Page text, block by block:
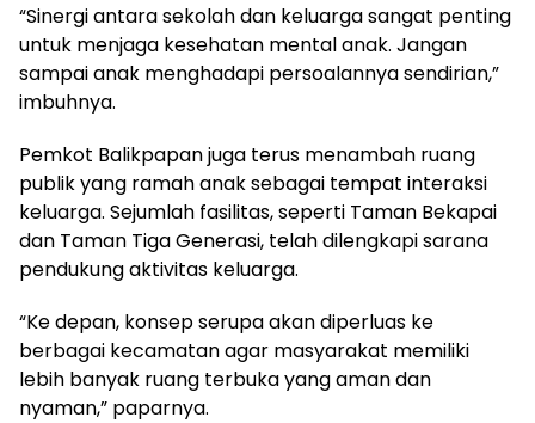
“Sinergi antara sekolah dan keluarga sangat penting
untuk menjaga kesehatan mental anak. Jangan
sampai anak menghadapi persoalannya sendirian,”
imbuhnya.
Pemkot Balikpapan juga terus menambah ruang
publik yang ramah anak sebagai tempat interaksi
keluarga. Sejumlah fasilitas, seperti Taman Bekapai
dan Taman Tiga Generasi, telah dilengkapi sarana
pendukung aktivitas keluarga.
“Ke depan, konsep serupa akan diperluas ke
berbagai kecamatan agar masyarakat memiliki
lebih banyak ruang terbuka yang aman dan
nyaman,” paparnya.